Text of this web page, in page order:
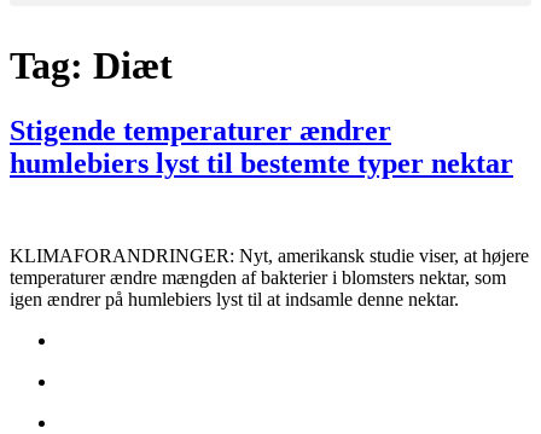
Tag: Diæt
Stigende temperaturer ændrer
humlebiers lyst til bestemte typer nektar
KLIMAFORANDRINGER: Nyt, amerikansk studie viser, at højere
temperaturer ændre mængden af bakterier i blomsters nektar, som
igen ændrer på humlebiers lyst til at indsamle denne nektar.